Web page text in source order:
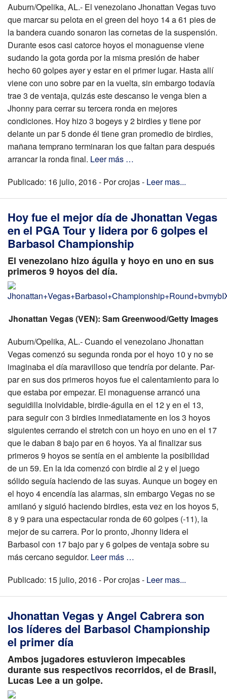
Auburn/Opelika, AL.- El venezolano Jhonattan Vegas tuvo
que marcar su pelota en el green del hoyo 14 a 61 pies de
la bandera cuando sonaron las cornetas de la suspensión.
Durante esos casi catorce hoyos el monaguense viene
sudando la gota gorda por la misma presión de haber
hecho 60 golpes ayer y estar en el primer lugar. Hasta allí
viene con uno sobre par en la vuelta, sin embargo todavía
trae 3 de ventaja, quizás este descanso le venga bien a
Jhonny para cerrar su tercera ronda en mejores
condiciones. Hoy hizo 3 bogeys y 2 birdies y tiene por
delante un par 5 donde él tiene gran promedio de birdies,
mañana temprano terminaran los que faltan para después
arrancar la ronda final. Leer más …
Publicado: 16 julio, 2016 - Por crojas - Leer mas...
Hoy fue el mejor día de Jhonattan Vegas
en el PGA Tour y lidera por 6 golpes el
Barbasol Championship
El venezolano hizo águila y hoyo en uno en sus
primeros 9 hoyos del día.
Jhonattan Vegas (VEN): Sam Greenwood/Getty Images
Auburn/Opelika, AL.- Cuando el venezolano Jhonattan
Vegas comenzó su segunda ronda por el hoyo 10 y no se
imaginaba el día maravilloso que tendría por delante. Par-
par en sus dos primeros hoyos fue el calentamiento para lo
que estaba por empezar. El monaguense arrancó una
seguidilla inolvidable, birdie-águila en el 12 y en el 13,
para seguir con 3 birdies inmediatamente en los 3 hoyos
siguientes cerrando el stretch con un hoyo en uno en el 17
que le daban 8 bajo par en 6 hoyos. Ya al finalizar sus
primeros 9 hoyos se sentía en el ambiente la posibilidad
de un 59. En la ida comenzó con birdie al 2 y el juego
sólido seguía haciendo de las suyas. Aunque un bogey en
el hoyo 4 encendía las alarmas, sin embargo Vegas no se
amilanó y siguió haciendo birdies, esta vez en los hoyos 5,
8 y 9 para una espectacular ronda de 60 golpes (-11), la
mejor de su carrera. Por lo pronto, Jhonny lidera el
Barbasol con 17 bajo par y 6 golpes de ventaja sobre su
más cercano seguidor. Leer más …
Publicado: 15 julio, 2016 - Por crojas - Leer mas...
Jhonattan Vegas y Angel Cabrera son
los líderes del Barbasol Championship
el primer día
Ambos jugadores estuvieron impecables
durante sus respectivos recorridos, el de Brasil,
Lucas Lee a un golpe.